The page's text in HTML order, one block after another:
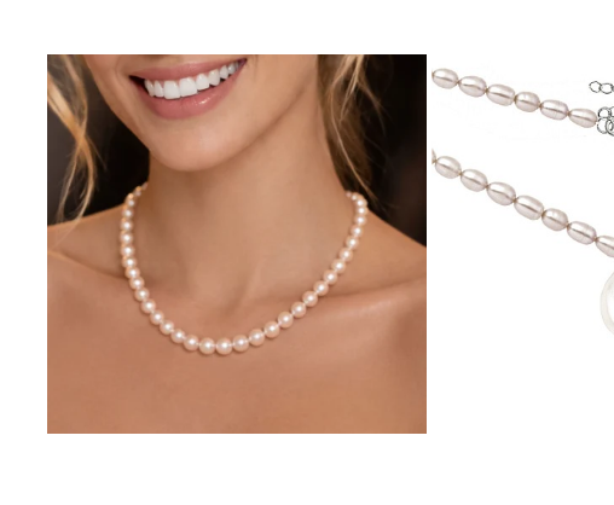
montate în metale prețioase certificate. Fiecare bijuterie cu
Adaugă acestcolier cu perle naturale
lung în colecția ta sau
Alegerea detaliilor face diferența. Completează acest colier cu o